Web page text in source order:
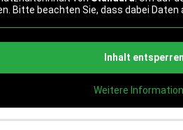
Bitte beachten Sie, dass dabei
Inhalt entsperren
Weitere